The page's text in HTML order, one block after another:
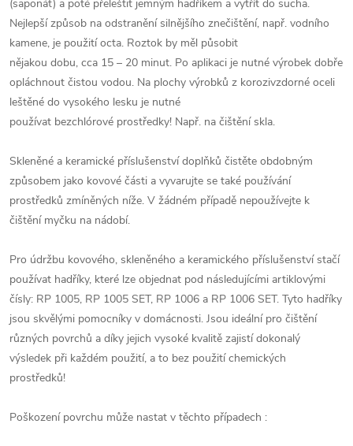
(saponát) a poté přeleštit jemným hadříkem a vytřít do sucha.
Nejlepší způsob na odstranění silnějšího znečištění, např. vodního
kamene, je použití octa. Roztok by měl působit
nějakou dobu, cca 15 – 20 minut. Po aplikaci je nutné výrobek dobře
opláchnout čistou vodou. Na plochy výrobků z korozivzdorné oceli
leštěné do vysokého lesku je nutné
používat bezchlórové prostředky! Např. na čištění skla.
Skleněné a keramické příslušenství doplňků čistěte obdobným
způsobem jako kovové části a vyvarujte se také používání
prostředků zmíněných níže. V žádném případě nepoužívejte k
čištění myčku na nádobí.
Pro údržbu kovového, skleněného a keramického příslušenství stačí
používat hadříky, které lze objednat pod následujícími artiklovými
čísly: RP 1005, RP 1005 SET, RP 1006 a RP 1006 SET. Tyto hadříky
jsou skvělými pomocníky v domácnosti. Jsou ideální pro čištění
různých povrchů a díky jejich vysoké kvalitě zajistí dokonalý
výsledek při každém použití, a to bez použití chemických
prostředků!
Poškození povrchu může nastat v těchto případech :